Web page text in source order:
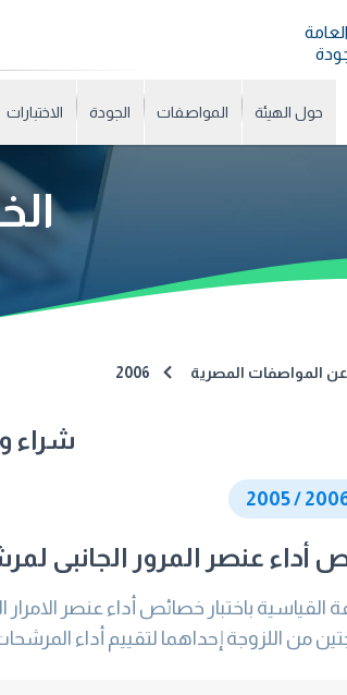
حول الهيئة المواصفات الجودة الاختبارات
المواصفات المصرية 2006
شراء
أداء عنصر المرور الجانبى
من اللزوجة إحداهما لتقييم أداء